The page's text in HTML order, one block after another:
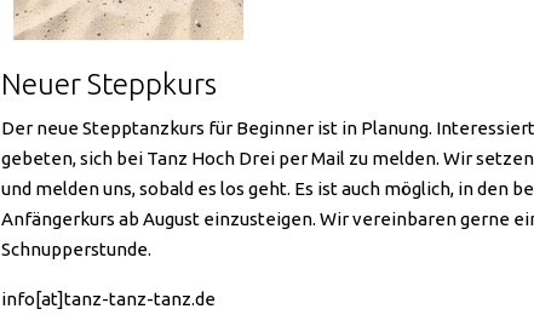
Neuer Steppkurs
Der neue Stepptanzkurs für Beginner ist in Planung.
gebeten, sich bei Tanz Hoch Drei per Mail zu melden. Wir
und melden uns, sobald es los geht. Es ist auch möglich, in den
Anfängerkurs ab August einzusteigen. Wir vereinbaren gerne
Schnupperstunde.
info[at]tanz-tanz-tanz.de